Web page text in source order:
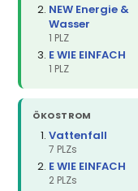
NEW Energie &
Wasser
1 PLZ
E WIE EINFACH
1 PLZ
ÖKOSTROM
Vattenfall
7 PLZs
E WIE EINFACH
2 PLZs